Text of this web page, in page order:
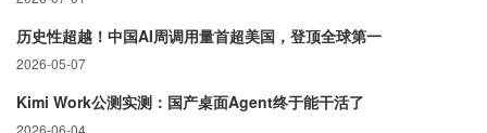
历史性超越！中国AI周调用量首超美国，登顶全球第一
2026-05-07
Kimi Work公测实测：国产桌面Agent终于能干活了
2026-06-04